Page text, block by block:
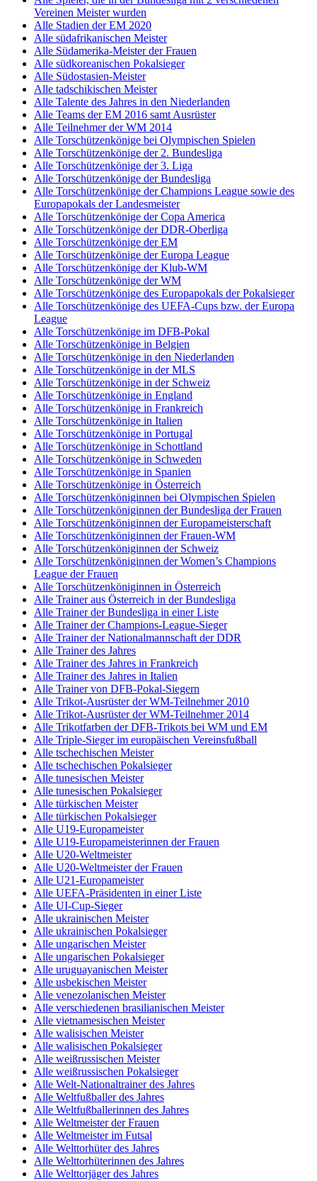
Vereinen Meister wurden
Alle Stadien der EM 2020
Alle südafrikanischen Meister
Alle Südamerika-Meister der Frauen
Alle südkoreanischen Pokalsieger
Alle Südostasien-Meister
Alle tadschikischen Meister
Alle Talente des Jahres in den Niederlanden
Alle Teams der EM 2016 samt Ausrüster
Alle Teilnehmer der WM 2014
Alle Torschützenkönige bei Olympischen Spielen
Alle Torschützenkönige der 2. Bundesliga
Alle Torschützenkönige der 3. Liga
Alle Torschützenkönige der Bundesliga
Alle Torschützenkönige der Champions League sowie des
Europapokals der Landesmeister
Alle Torschützenkönige der Copa America
Alle Torschützenkönige der DDR-Oberliga
Alle Torschützenkönige der EM
Alle Torschützenkönige der Europa League
Alle Torschützenkönige der Klub-WM
Alle Torschützenkönige der WM
Alle Torschützenkönige des Europapokals der Pokalsieger
Alle Torschützenkönige des UEFA-Cups bzw. der Europa
League
Alle Torschützenkönige im DFB-Pokal
Alle Torschützenkönige in Belgien
Alle Torschützenkönige in den Niederlanden
Alle Torschützenkönige in der MLS
Alle Torschützenkönige in der Schweiz
Alle Torschützenkönige in England
Alle Torschützenkönige in Frankreich
Alle Torschützenkönige in Italien
Alle Torschützenkönige in Portugal
Alle Torschützenkönige in Schottland
Alle Torschützenkönige in Schweden
Alle Torschützenkönige in Spanien
Alle Torschützenkönige in Österreich
Alle Torschützenköniginnen bei Olympischen Spielen
Alle Torschützenköniginnen der Bundesliga der Frauen
Alle Torschützenköniginnen der Europameisterschaft
Alle Torschützenköniginnen der Frauen-WM
Alle Torschützenköniginnen der Schweiz
Alle Torschützenköniginnen der Women’s Champions
League der Frauen
Alle Torschützenköniginnen in Österreich
Alle Trainer aus Österreich in der Bundesliga
Alle Trainer der Bundesliga in einer Liste
Alle Trainer der Champions-League-Sieger
Alle Trainer der Nationalmannschaft der DDR
Alle Trainer des Jahres
Alle Trainer des Jahres in Frankreich
Alle Trainer des Jahres in Italien
Alle Trainer von DFB-Pokal-Siegern
Alle Trikot-Ausrüster der WM-Teilnehmer 2010
Alle Trikot-Ausrüster der WM-Teilnehmer 2014
Alle Trikotfarben der DFB-Trikots bei WM und EM
Alle Triple-Sieger im europäischen Vereinsfußball
Alle tschechischen Meister
Alle tschechischen Pokalsieger
Alle tunesischen Meister
Alle tunesischen Pokalsieger
Alle türkischen Meister
Alle türkischen Pokalsieger
Alle U19-Europameister
Alle U19-Europameisterinnen der Frauen
Alle U20-Weltmeister
Alle U20-Weltmeister der Frauen
Alle U21-Europameister
Alle UEFA-Präsidenten in einer Liste
Alle UI-Cup-Sieger
Alle ukrainischen Meister
Alle ukrainischen Pokalsieger
Alle ungarischen Meister
Alle ungarischen Pokalsieger
Alle uruguayanischen Meister
Alle usbekischen Meister
Alle venezolanischen Meister
Alle verschiedenen brasilianischen Meister
Alle vietnamesischen Meister
Alle walisischen Meister
Alle walisischen Pokalsieger
Alle weißrussischen Meister
Alle weißrussischen Pokalsieger
Alle Welt-Nationaltrainer des Jahres
Alle Weltfußballer des Jahres
Alle Weltfußballerinnen des Jahres
Alle Weltmeister der Frauen
Alle Weltmeister im Futsal
Alle Welttorhüter des Jahres
Alle Welttorhüterinnen des Jahres
Alle Welttorjäger des Jahres